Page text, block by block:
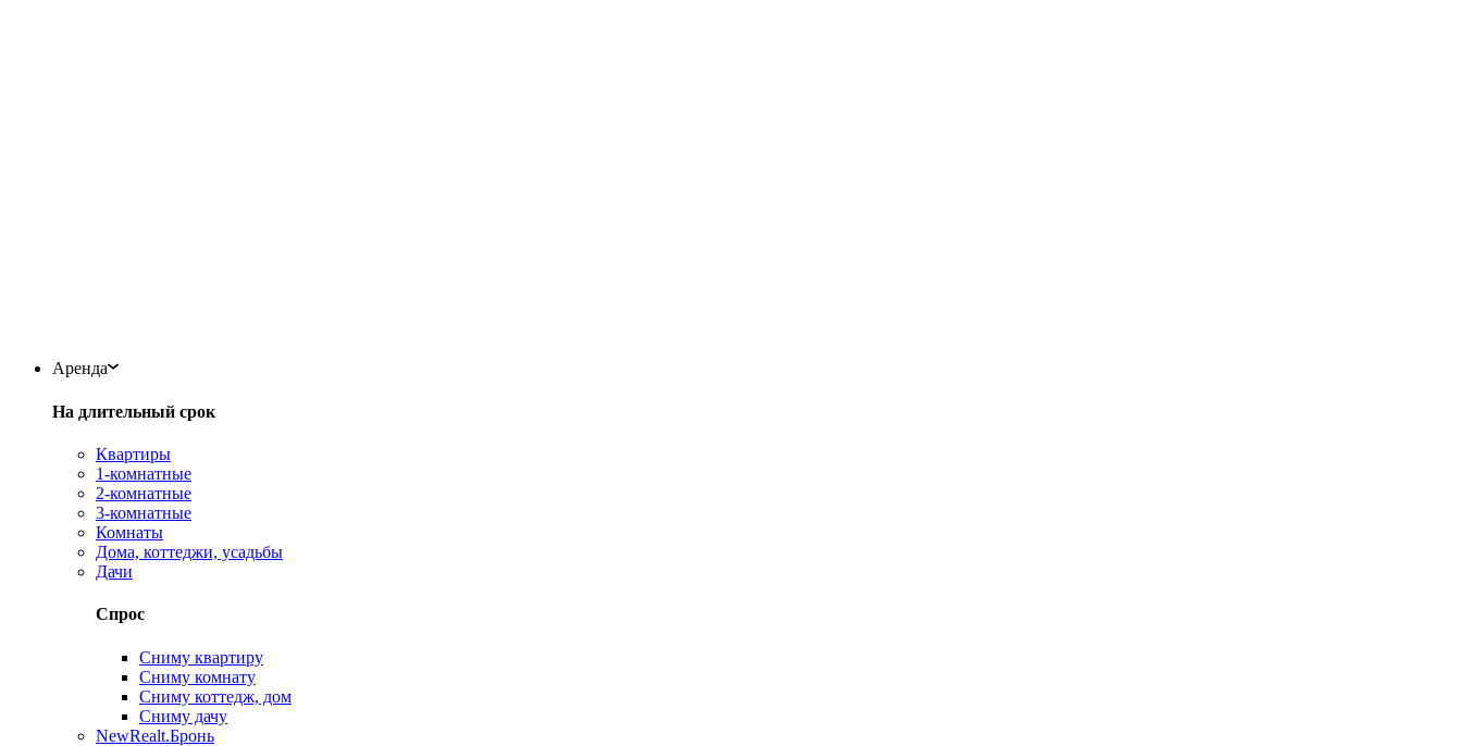
Аренда
На длительный срок
Квартиры
1-комнатные
2-комнатные
3-комнатные
Комнаты
Дома, коттеджи, усадьбы
Дачи
Спрос
Сниму квартиру
Сниму комнату
Сниму коттедж, дом
Сниму дачу
NewRealt.Бронь